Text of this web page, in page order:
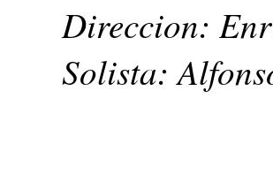
Direccion:
Solista: